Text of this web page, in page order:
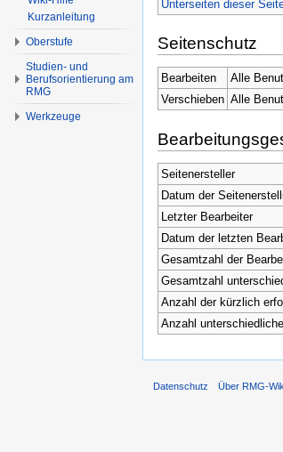
Unterseiten dieser
Seitenschutz
Bearbeiten
Alle
Verschieben Alle
Seitenersteller
Datum der
Letzter Bearbeiter
Datum der letzten
Gesamtzahl der
Gesamtzahl
Anzahl der kürzlich
Anzahl
Kurzanleitung
Oberstufe
Studien- und
Berufsorientierung am
RMG
Werkzeuge
Datenschutz Über RMG-